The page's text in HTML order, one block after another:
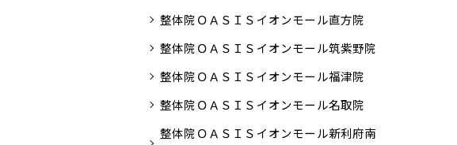
整体院ＯＡＳＩＳイオンモール直方院
整体院ＯＡＳＩＳイオンモール筑紫野院
整体院ＯＡＳＩＳイオンモール福津院
整体院ＯＡＳＩＳイオンモール名取院
整体院ＯＡＳＩＳイオンモール新利府南